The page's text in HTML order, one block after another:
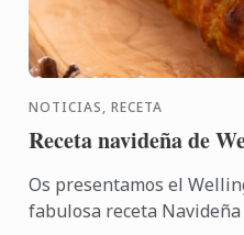
NOTICIAS, RECETA
Receta navideña de
Os presentamos el
fabulosa receta